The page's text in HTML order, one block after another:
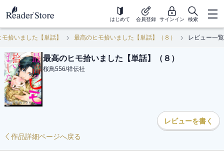
はじめて 会員登録 サインイン 検索
拾いました【単話】 最高のヒモ拾いました【単話】（８） レビュー一覧
最高のヒモ拾いました【単話】（８）
桜鳥556/祥伝社
レビューを書く
作品詳細ページへ戻る